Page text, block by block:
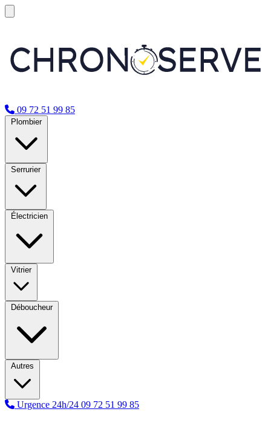
09 72 51 99 85
Plombier
Serrurier
Électricien
Vitrier
Déboucheur
Autres
Urgence 24h/24 09 72 51 99 85